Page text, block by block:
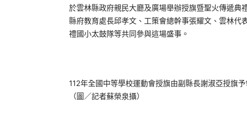
於雲林縣政府親民大廳及廣場舉辦授旗暨聖火傳遞
縣府教育處長邱孝文、工策會總幹事張耀文、雲林代
禮國小太鼓隊等共同參與這場盛事。
112年全國中等學校運動會授旗由副縣長謝淑亞授旗予
（圖／記者蘇榮泉攝）